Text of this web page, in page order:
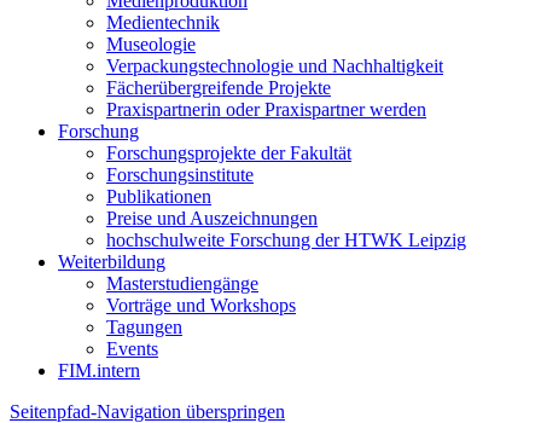
Medientechnik
Museologie
Verpackungstechnologie und Nachhaltigkeit
Fächerübergreifende Projekte
Praxispartnerin oder Praxispartner werden
Forschung
Forschungsprojekte der Fakultät
Forschungsinstitute
Publikationen
Preise und Auszeichnungen
hochschulweite Forschung der HTWK Leipzig
Weiterbildung
Masterstudiengänge
Vorträge und Workshops
Tagungen
Events
FIM.intern
Seitenpfad-Navigation überspringen